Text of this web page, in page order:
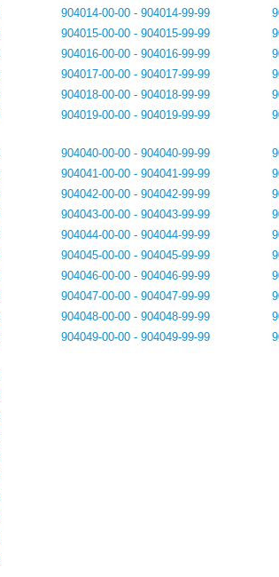
904014-00-00 - 904014-99-99
904015-00-00 - 904015-99-99
904016-00-00 - 904016-99-99
904017-00-00 - 904017-99-99
904018-00-00 - 904018-99-99
904019-00-00 - 904019-99-99
904040-00-00 - 904040-99-99
904041-00-00 - 904041-99-99
904042-00-00 - 904042-99-99
904043-00-00 - 904043-99-99
904044-00-00 - 904044-99-99
904045-00-00 - 904045-99-99
904046-00-00 - 904046-99-99
904047-00-00 - 904047-99-99
904048-00-00 - 904048-99-99
904049-00-00 - 904049-99-99